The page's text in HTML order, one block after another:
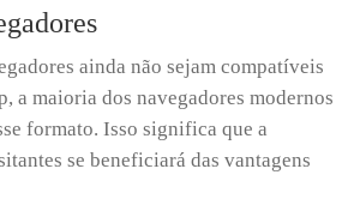
ainda não sejam compatíveis
a maioria dos navegadores modernos
formato. Isso significa que a
se beneficiará das vantagens